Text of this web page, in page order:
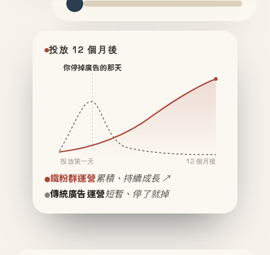
投放 12 個月後
你停掉廣告的那天
投放第一天 12 個月後
鐵粉群運營累積、持續成長 ↗
傳統廣告運營短暫、停了就掉